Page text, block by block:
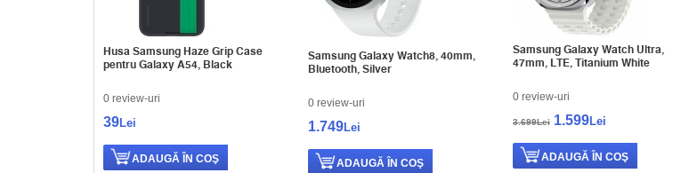
Husa Samsung Haze Grip Case
pentru Galaxy A54, Black
0 review-uri
39Lei
Samsung Galaxy Watch8, 40mm,
Bluetooth, Silver
0 review-uri
1.749Lei
Samsung Galaxy Watch Ultra,
47mm, LTE, Titanium White
0 review-uri
3.699Lei 1.599Lei